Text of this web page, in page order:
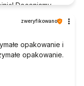
Doceniamy
że mamy
sklepu.
zweryfikowano
opakowanie i
opakowanie.